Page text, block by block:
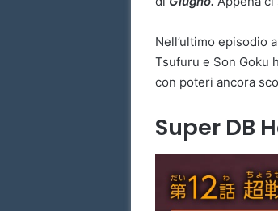
Nell’ultimo episodio
Tsufuru e Son Goku
con poteri ancora
Super DB